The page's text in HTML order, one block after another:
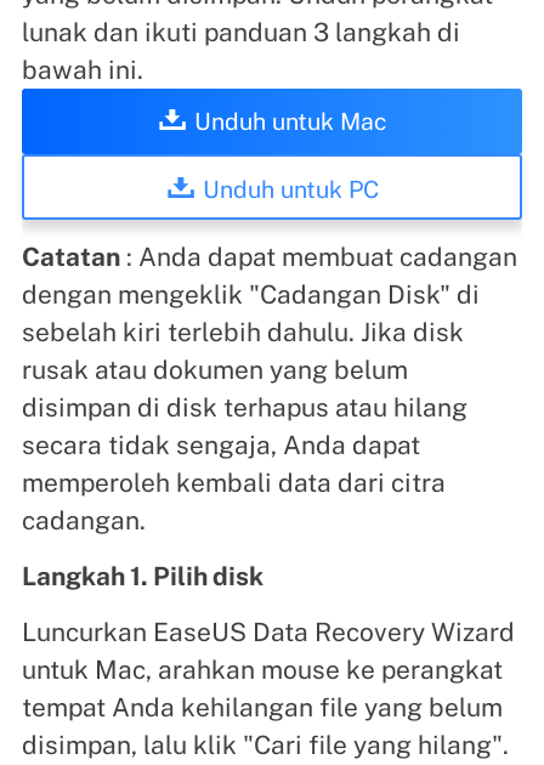
lunak dan ikuti panduan 3 langkah di
bawah ini.
Unduh untuk Mac
Unduh untuk PC
Catatan: Anda dapat membuat cadangan
dengan mengeklik "Cadangan Disk" di
sebelah kiri terlebih dahulu. Jika disk
rusak atau dokumen yang belum
disimpan di disk terhapus atau hilang
secara tidak sengaja, Anda dapat
memperoleh kembali data dari citra
cadangan.
Langkah 1. Pilih disk
Luncurkan EaseUS Data Recovery Wizard
untuk Mac, arahkan mouse ke perangkat
tempat Anda kehilangan file yang belum
disimpan, lalu klik "Cari file yang hilang".